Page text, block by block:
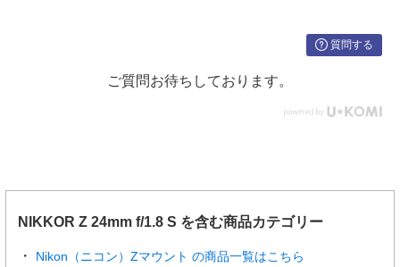
質問する
ご質問お待ちしております。
NIKKOR Z 24mm f/1.8 S を含む商品カテゴリー
Nikon（ニコン）Zマウント の商品一覧はこちら